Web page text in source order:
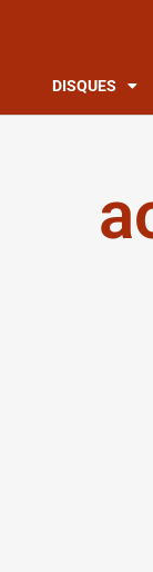
DISQUES